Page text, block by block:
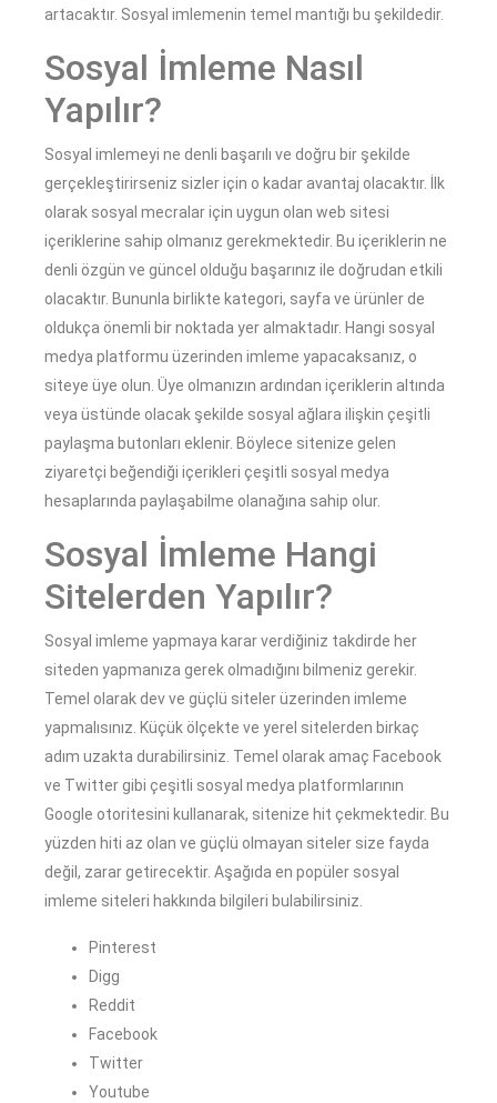
artacaktır. Sosyal imlemenin temel mantığı bu şekildedir.
Sosyal İmleme Nasıl
Yapılır?
Sosyal imlemeyi ne denli başarılı ve doğru bir şekilde
gerçekleştirirseniz sizler için o kadar avantaj olacaktır. İlk
olarak sosyal mecralar için uygun olan web sitesi
içeriklerine sahip olmanız gerekmektedir. Bu içeriklerin ne
denli özgün ve güncel olduğu başarınız ile doğrudan etkili
olacaktır. Bununla birlikte kategori, sayfa ve ürünler de
oldukça önemli bir noktada yer almaktadır. Hangi sosyal
medya platformu üzerinden imleme yapacaksanız, o
siteye üye olun. Üye olmanızın ardından içeriklerin altında
veya üstünde olacak şekilde sosyal ağlara ilişkin çeşitli
paylaşma butonları eklenir. Böylece sitenize gelen
ziyaretçi beğendiği içerikleri çeşitli sosyal medya
hesaplarında paylaşabilme olanağına sahip olur.
Sosyal İmleme Hangi
Sitelerden Yapılır?
Sosyal imleme yapmaya karar verdiğiniz takdirde her
siteden yapmanıza gerek olmadığını bilmeniz gerekir.
Temel olarak dev ve güçlü siteler üzerinden imleme
yapmalısınız. Küçük ölçekte ve yerel sitelerden birkaç
adım uzakta durabilirsiniz. Temel olarak amaç Facebook
ve Twitter gibi çeşitli sosyal medya platformlarının
Google otoritesini kullanarak, sitenize hit çekmektedir. Bu
yüzden hiti az olan ve güçlü olmayan siteler size fayda
değil, zarar getirecektir. Aşağıda en popüler sosyal
imleme siteleri hakkında bilgileri bulabilirsiniz.
Pinterest
Digg
Reddit
Facebook
Twitter
Youtube